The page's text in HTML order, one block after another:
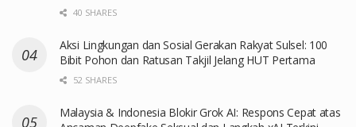
40 SHARES
Aksi Lingkungan dan Sosial Gerakan Rakyat Sulsel: 100
Bibit Pohon dan Ratusan Takjil Jelang HUT Pertama
52 SHARES
Malaysia & Indonesia Blokir Grok AI: Respons Cepat atas